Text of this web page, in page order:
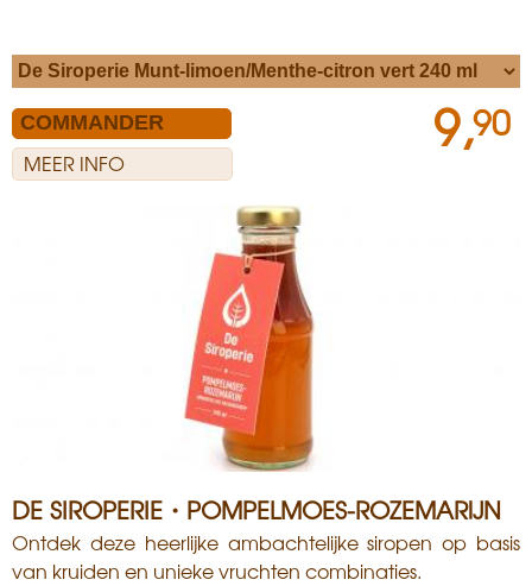
MEER INFO
9,90
DE SIROPERIE・POMPELMOES-ROZEMARIJN
Ontdek deze heerlijke ambachtelijke siropen op basis
van kruiden en unieke vruchten combinaties.